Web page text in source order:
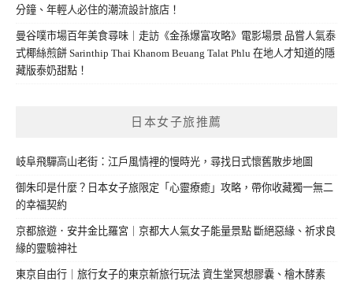
分鐘、年輕人必住的潮流設計旅店！
曼谷噗市場百年美食尋味｜走訪《金孫爆富攻略》電影場景 品嘗人氣泰
式椰絲煎餅 Sarinthip Thai Khanom Beuang Talat Phlu 在地人才知道的隱
藏版泰奶甜點！
日本女子旅推薦
岐阜飛驒高山老街：江戶風情裡的慢時光，尋找日式懷舊散步地圖
御朱印是什麼？日本女子旅限定「心靈療癒」攻略，帶你收藏獨一無二
的幸福契約
京都旅遊．安井金比羅宮｜京都大人氣女子能量景點 斷絕惡緣、祈求良
緣的靈驗神社
東京自由行｜旅行女子的東京新旅行玩法 資生堂冥想膠囊、檜木酵素